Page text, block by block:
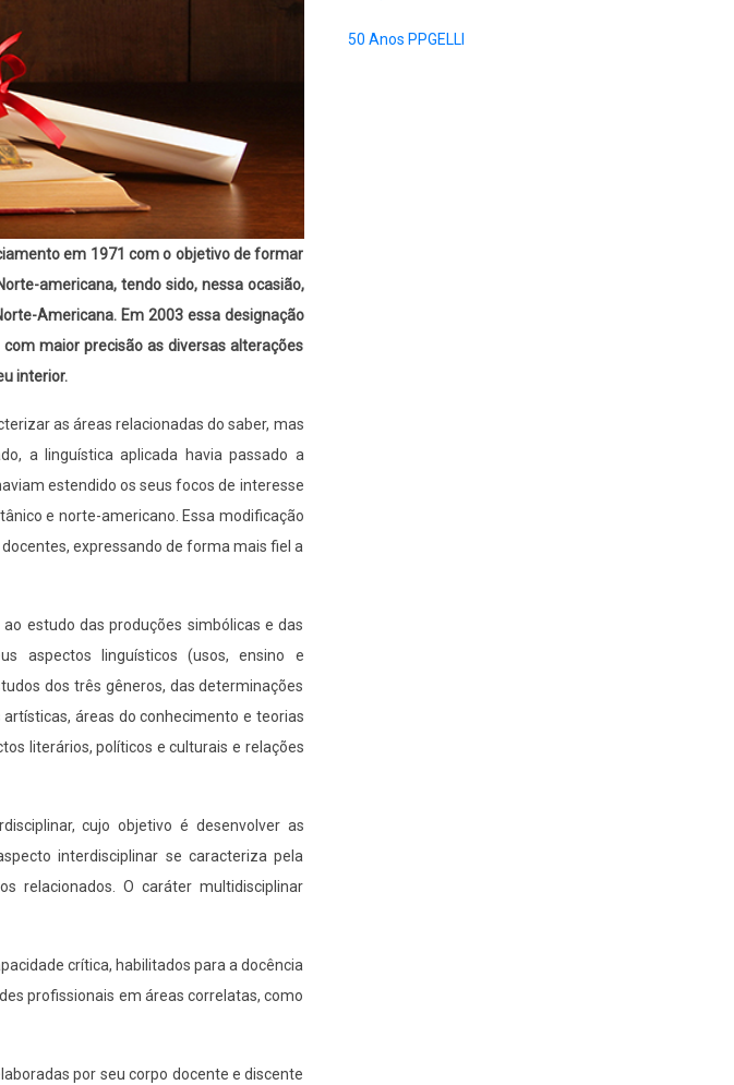
em 1971 com o objetivo de formar
americana, tendo sido, nessa ocasião,
Americana. Em 2003 essa designação
maior precisão as diversas alterações
interior.
as áreas relacionadas do saber, mas
a linguística aplicada havia passado a
estendido os seus focos de interesse
e norte-americano. Essa modificação
expressando de forma mais fiel a
estudo das produções simbólicas e das
aspectos linguísticos (usos, ensino e
dos três gêneros, das determinações
áreas do conhecimento e teorias
literários, políticos e culturais e relações
cujo objetivo é desenvolver as
interdisciplinar se caracteriza pela
relacionados. O caráter multidisciplinar
crítica, habilitados para a docência
profissionais em áreas correlatas, como
por seu corpo docente e discente
50 Anos PPGELLI